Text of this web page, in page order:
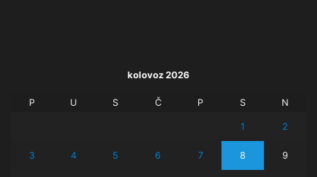
kolovoz 2026
P U S Č P S N
1 2
3 4 5 6 7 8 9